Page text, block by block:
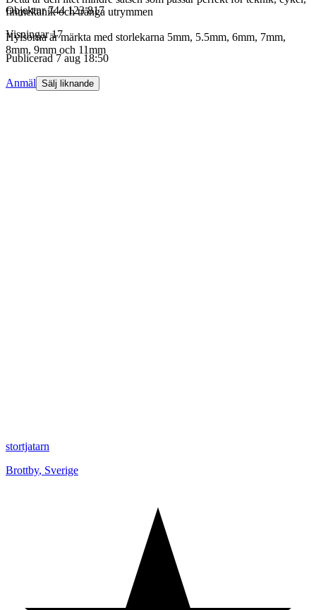
finmekanik och trånga utrymmen
Hylsorna är märkta med storlekarna 5mm, 5.5mm, 6mm, 7mm,
8mm, 9mm och 11mm
Objektnr 744 123 817
Visningar 17
Publicerad 7 aug 18:50
Anmäl Sälj liknande
stortjatarn
Brottby, Sverige